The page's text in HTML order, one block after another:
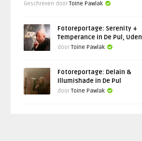
Geschreven doorToine Pawlak
Fotoreportage: Serenity +
Temperance in De Pul, Uden
doorToine Pawlak
Fotoreportage: Delain &
Illumishade in De Pul
doorToine Pawlak